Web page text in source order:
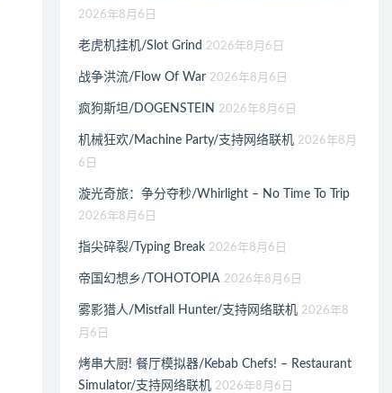
2026年8月6日
老虎机挂机/Slot Grind 2026年8月6日
战争洪流/Flow Of War 2026年8月6日
疯狗斯坦/DOGENSTEIN 2026年8月6日
机械狂欢/Machine Party/支持网络联机 2026年8月
6日
漩光奇旅：争分夺秒/Whirlight – No Time To Trip
2026年8月6日
指尖碎裂/Typing Break 2026年8月6日
帝国幻想乡/TOHOTOPIA 2026年8月6日
雾影猎人/Mistfall Hunter/支持网络联机 2026年8
月6日
烤串大厨! 餐厅模拟器/Kebab Chefs! – Restaurant
Simulator/支持网络联机 2026年8月6日